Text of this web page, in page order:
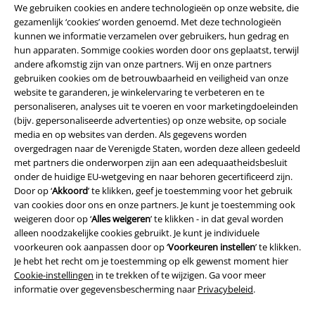
We gebruiken cookies en andere technologieën op onze website, die
gezamenlijk ‘cookies’ worden genoemd. Met deze technologieën
kunnen we informatie verzamelen over gebruikers, hun gedrag en
hun apparaten. Sommige cookies worden door ons geplaatst, terwijl
andere afkomstig zijn van onze partners. Wij en onze partners
gebruiken cookies om de betrouwbaarheid en veiligheid van onze
website te garanderen, je winkelervaring te verbeteren en te
personaliseren, analyses uit te voeren en voor marketingdoeleinden
(bijv. gepersonaliseerde advertenties) op onze website, op sociale
media en op websites van derden. Als gegevens worden
overgedragen naar de Verenigde Staten, worden deze alleen gedeeld
met partners die onderworpen zijn aan een adequaatheidsbesluit
onder de huidige EU-wetgeving en naar behoren gecertificeerd zijn.
Door op ‘Akkoord’ te klikken, geef je toestemming voor het gebruik
van cookies door ons en onze partners. Je kunt je toestemming ook
weigeren door op ‘Alles weigeren’ te klikken - in dat geval worden
alleen noodzakelijke cookies gebruikt. Je kunt je individuele
voorkeuren ook aanpassen door op ‘Voorkeuren instellen’ te klikken.
Je hebt het recht om je toestemming op elk gewenst moment hier
Cookie-instellingen in te trekken of te wijzigen. Ga voor meer
informatie over gegevensbescherming naar Privacybeleid.
Legal
Algemene Voorwaarden
Bedrijfsgegevens
Privacyverklaring
Verklaring van conformiteit